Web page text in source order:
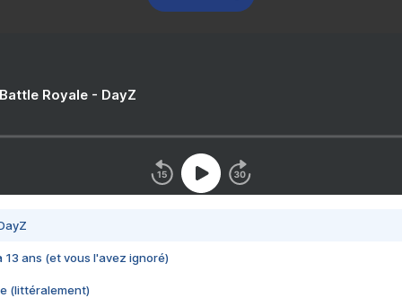
Royale - DayZ
13 ans (et vous l'avez ignoré)
(littéralement)